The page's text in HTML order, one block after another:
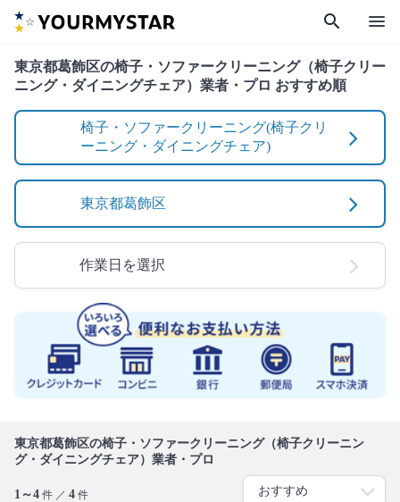
search menu
東京都葛飾区の椅子・ソファークリーニング（椅子クリー
ニング・ダイニングチェア）業者・プロ おすすめ順
椅子・ソファークリーニング(椅子クリ
ーニング・ダイニングチェア)
東京都葛飾区
作業日を選択
東京都葛飾区の椅子・ソファークリーニング（椅子クリーニン
グ・ダイニングチェア）業者・プロ
1～4 件 ／ 4 件